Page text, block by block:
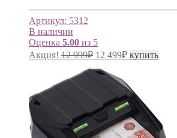
Артикул: 5312
В наличии
Оценка 5.00 из 5
Акция! 12 999₽ 12 499₽ купить